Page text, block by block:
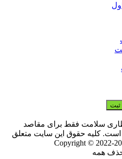
ثبت
سلامت فقط برای مقاصد
است. کلیه حقوق این سایت متعلق
Copyright © 2022-
همه